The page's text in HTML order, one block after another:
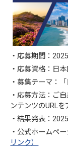
・応募期間：
・応募資格：日
・募集テーマ：
・応募方法：ご
ンテンツのURL
・結果発表：
・公式ホームペー
リンク）